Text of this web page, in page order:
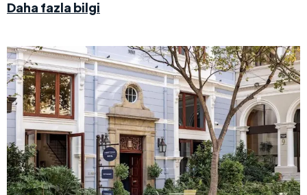
Daha fazla bilgi